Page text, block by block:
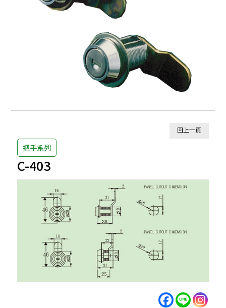
回上一頁
把手系列
C-403